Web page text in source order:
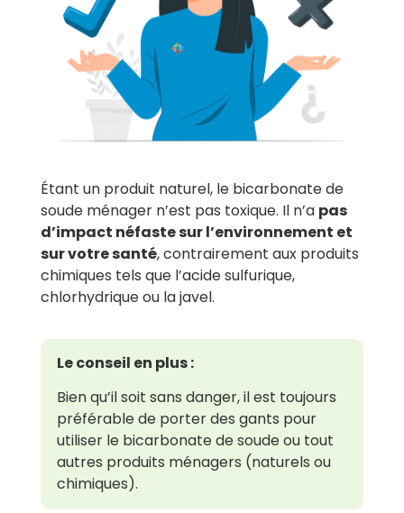
Étant un produit naturel, le bicarbonate de
soude ménager n’est pas toxique. Il n’a pas
d’impact néfaste sur l’environnement et
sur votre santé, contrairement aux produits
chimiques tels que l’acide sulfurique,
chlorhydrique ou la javel.
Le conseil en plus :
Bien qu’il soit sans danger, il est toujours
préférable de porter des gants pour
utiliser le bicarbonate de soude ou tout
autres produits ménagers (naturels ou
chimiques).